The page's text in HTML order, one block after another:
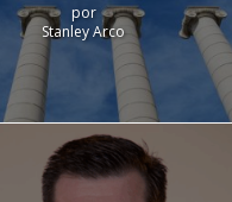
por
Stanley Arco